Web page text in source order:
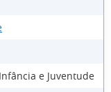
e Juventude